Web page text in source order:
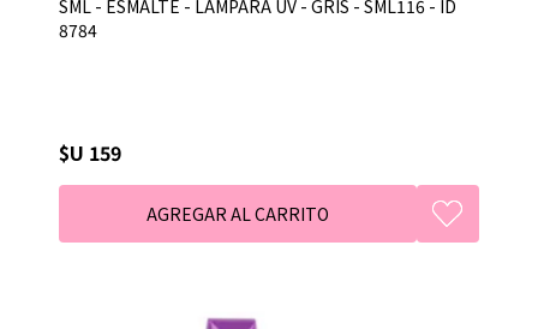
SML - ESMALTE - LAMPARA UV - GRIS - SML116 - ID
8784
$U 159